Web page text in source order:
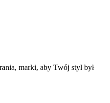
marki, aby Twój styl był